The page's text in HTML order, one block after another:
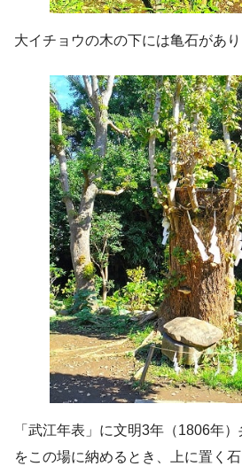
大イチョウの木の下には亀石があり
「武江年表」に文明3年（1806年
をこの場に納めるとき、上に置く